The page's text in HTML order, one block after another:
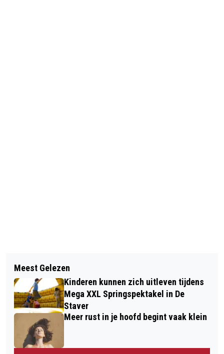
DRIE UUR SPINNEN VOOR HET GOEDE
DOEL
TERUGROEPACTIE OM GIFTIGE
STOFFEN IN KRUIDEN ELIXER
Meest Gelezen
Kinderen kunnen zich uitleven tijdens
Mega XXL Springspektakel in De
Staver
Meer rust in je hoofd begint vaak klein